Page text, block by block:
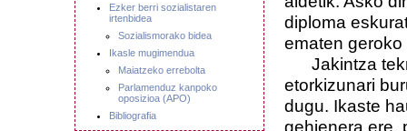
Ezker berri sozialistaren
irtenbidea
Sozialismorako bidea
Ikasle mugimendua
Maiatzeko errebolta
Parlamenduz kanpoko
oposizioa (APO)
Bibliografia
diploma
ematen
Jakintza
etorkizunari
dugu. Ikaste
gehienera ere,